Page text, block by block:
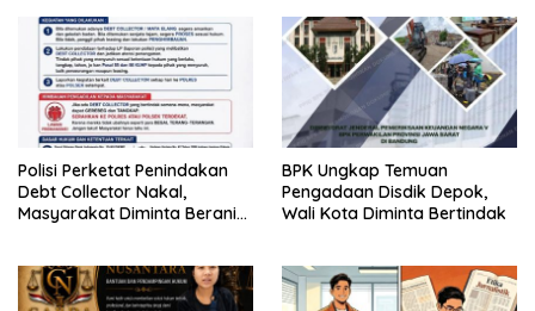
Polisi Perketat Penindakan
Debt Collector Nakal,
Masyarakat Diminta Berani
BPK Ungkap Temuan
Pengadaan Disdik Depok,
Wali Kota Diminta Bertindak